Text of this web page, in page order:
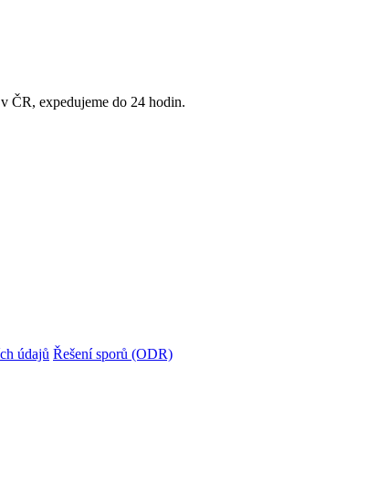
ČR, expedujeme do 24 hodin.
údajů Řešení sporů (ODR)